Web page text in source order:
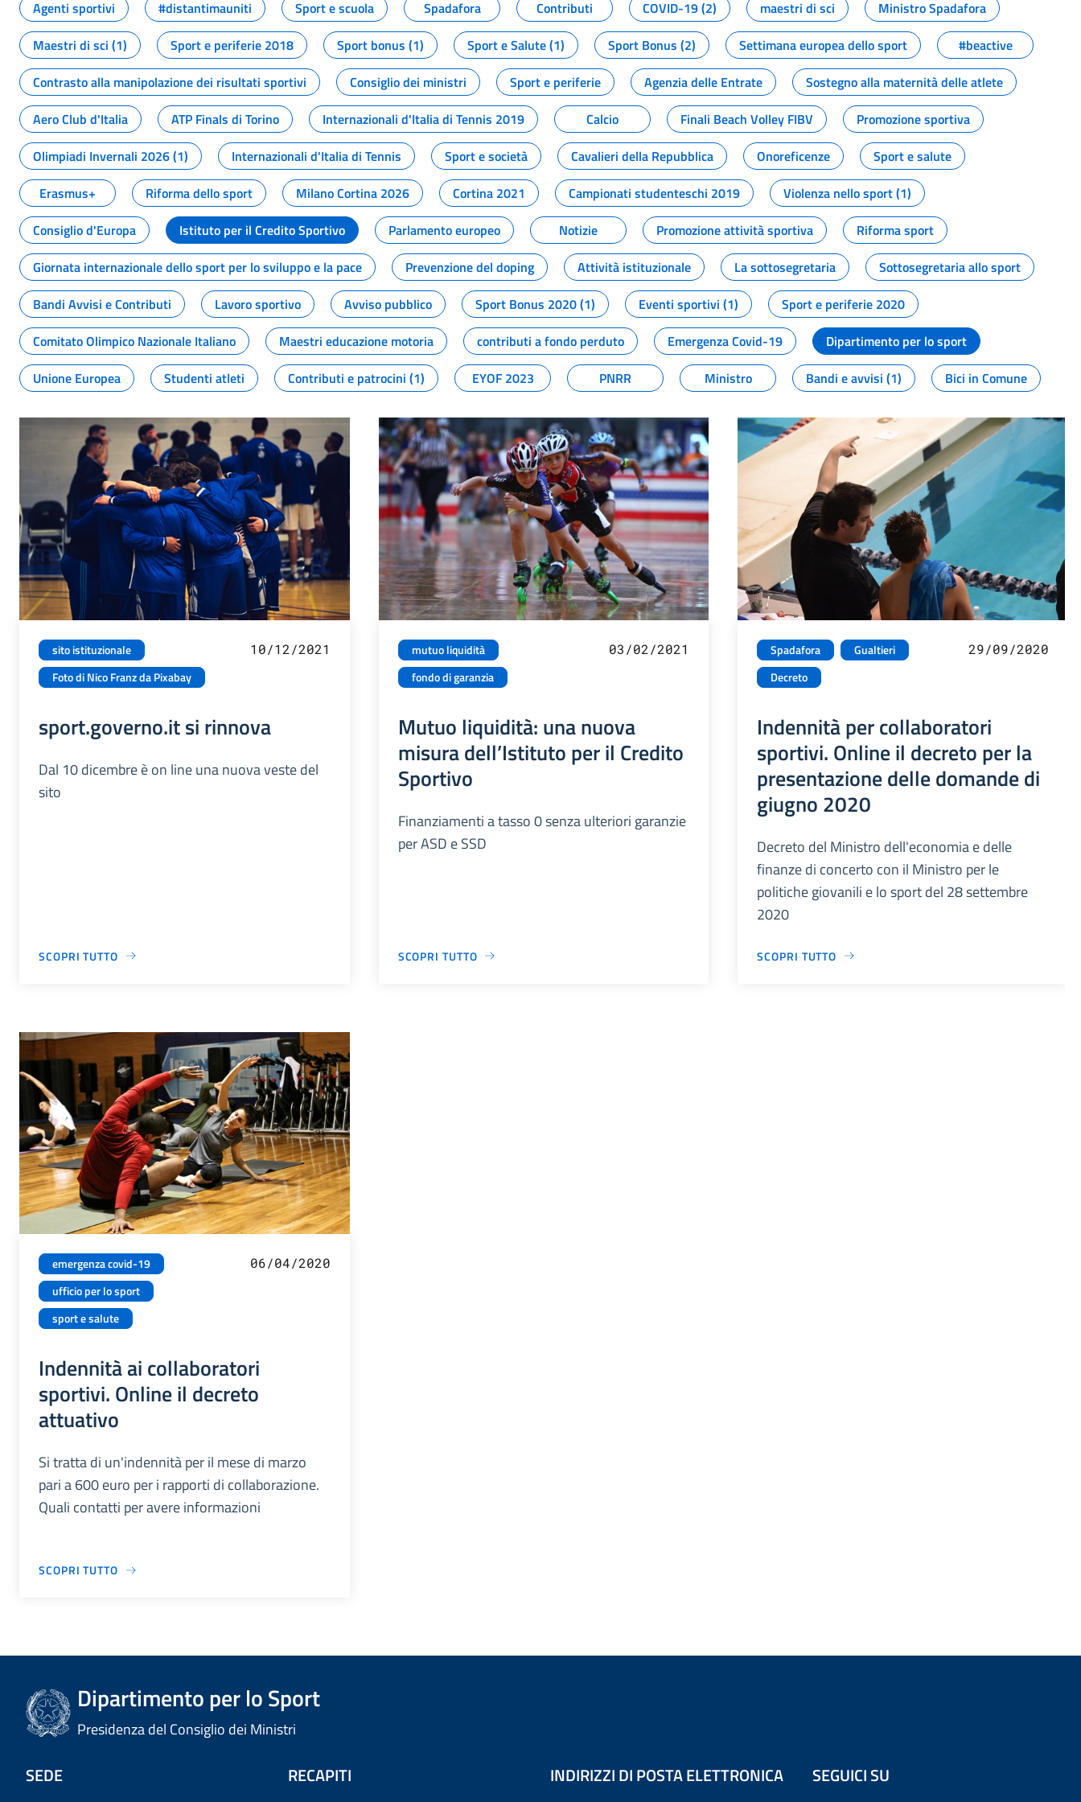
Agenti sportivi
#distantimauniti Sport e scuola Spadafora Contributi COVID-19 (2) maestri di sci
Ministro Spadafora
Maestri di sci (1)
Sport e periferie 2018 Sport bonus (1) Sport e Salute (1) Sport Bonus (2) Settimana europea dello sport
#beactive
Contrasto alla manipolazione dei risultati sportivi
Consiglio dei ministri Sport e periferie Agenzia delle Entrate
Sostegno alla maternità delle atlete
Aero Club d'Italia
ATP Finals di Torino Internazionali d'Italia di Tennis 2019 Calcio Finali Beach Volley FIBV
Promozione sportiva
Olimpiadi Invernali 2026 (1)
Internazionali d'Italia di Tennis Sport e società Cavalieri della Repubblica Onoreficenze
Sport e salute
Erasmus+
Riforma dello sport Milano Cortina 2026 Cortina 2021 Campionati studenteschi 2019
Violenza nello sport (1)
Consiglio d'Europa
Istituto per il Credito Sportivo Parlamento europeo Notizie Promozione attività sportiva
Riforma sport
Giornata internazionale dello sport per lo sviluppo e la pace
Prevenzione del doping Attività istituzionale La sottosegretaria
Sottosegretaria allo sport
Bandi Avvisi e Contributi
Lavoro sportivo Avviso pubblico Sport Bonus 2020 (1) Eventi sportivi (1)
Sport e periferie 2020
Comitato Olimpico Nazionale Italiano
Maestri educazione motoria contributi a fondo perduto Emergenza Covid-19
Dipartimento per lo sport
Unione Europea
Studenti atleti Contributi e patrocini (1) EYOF 2023 PNRR Ministro Bandi e avvisi (1) Bici in Comune
sito istituzionale
Foto di Nico Franz da Pixabay
10/12/2021
sport.governo.it si rinnova
Dal 10 dicembre è on line una nuova veste del
sito
SCOPRI TUTTO
mutuo liquidità
fondo di garanzia
03/02/2021
Mutuo liquidità: una nuova
misura dell’Istituto per il Credito
Sportivo
Finanziamenti a tasso 0 senza ulteriori garanzie
per ASD e SSD
SCOPRI TUTTO
Spadafora
Gualtieri
Decreto
29/09/2020
Indennità per collaboratori
sportivi. Online il decreto per la
presentazione delle domande di
giugno 2020
Decreto del Ministro dell'economia e delle
finanze di concerto con il Ministro per le
politiche giovanili e lo sport del 28 settembre
2020
SCOPRI TUTTO
emergenza covid-19
ufficio per lo sport
sport e salute
06/04/2020
Indennità ai collaboratori
sportivi. Online il decreto
attuativo
Si tratta di un'indennità per il mese di marzo
pari a 600 euro per i rapporti di collaborazione.
Quali contatti per avere informazioni
SCOPRI TUTTO
Dipartimento per lo Sport
Presidenza del Consiglio dei Ministri
SEDE RECAPITI INDIRIZZI DI POSTA ELETTRONICA SEGUICI SU